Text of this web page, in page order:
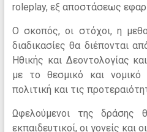
roleplay, εξ αποστάσεως
Ο σκοπός, οι στόχοι, η
διαδικασίες θα διέπονται
Ηθικής και Δεοντολογίας
με το θεσμικό και νομικό
πολιτική και τις
Ωφελούμενοι της δράσης
εκπαιδευτικοί, οι γονείς και